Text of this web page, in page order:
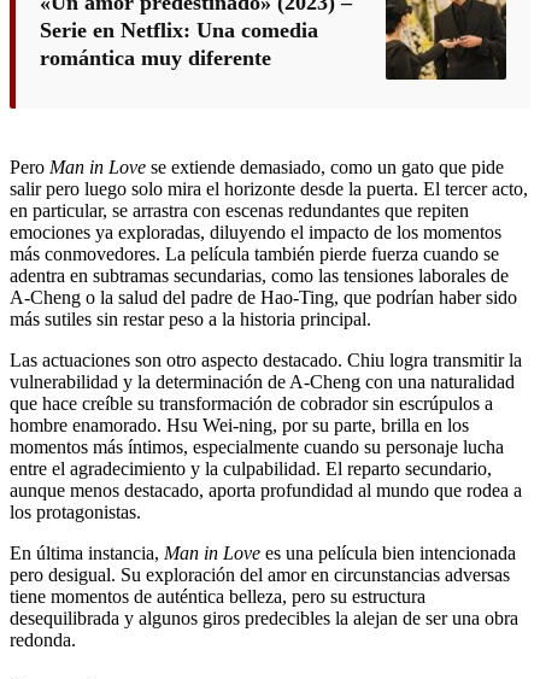
Serie en Netflix: Una comedia
romántica muy diferente
Pero Man in Love se extiende demasiado, como un gato que pide
salir pero luego solo mira el horizonte desde la puerta. El tercer acto,
en particular, se arrastra con escenas redundantes que repiten
emociones ya exploradas, diluyendo el impacto de los momentos
más conmovedores. La película también pierde fuerza cuando se
adentra en subtramas secundarias, como las tensiones laborales de
A-Cheng o la salud del padre de Hao-Ting, que podrían haber sido
más sutiles sin restar peso a la historia principal.
Las actuaciones son otro aspecto destacado. Chiu logra transmitir la
vulnerabilidad y la determinación de A-Cheng con una naturalidad
que hace creíble su transformación de cobrador sin escrúpulos a
hombre enamorado. Hsu Wei-ning, por su parte, brilla en los
momentos más íntimos, especialmente cuando su personaje lucha
entre el agradecimiento y la culpabilidad. El reparto secundario,
aunque menos destacado, aporta profundidad al mundo que rodea a
los protagonistas.
En última instancia, Man in Love es una película bien intencionada
pero desigual. Su exploración del amor en circunstancias adversas
tiene momentos de auténtica belleza, pero su estructura
desequilibrada y algunos giros predecibles la alejan de ser una obra
redonda.